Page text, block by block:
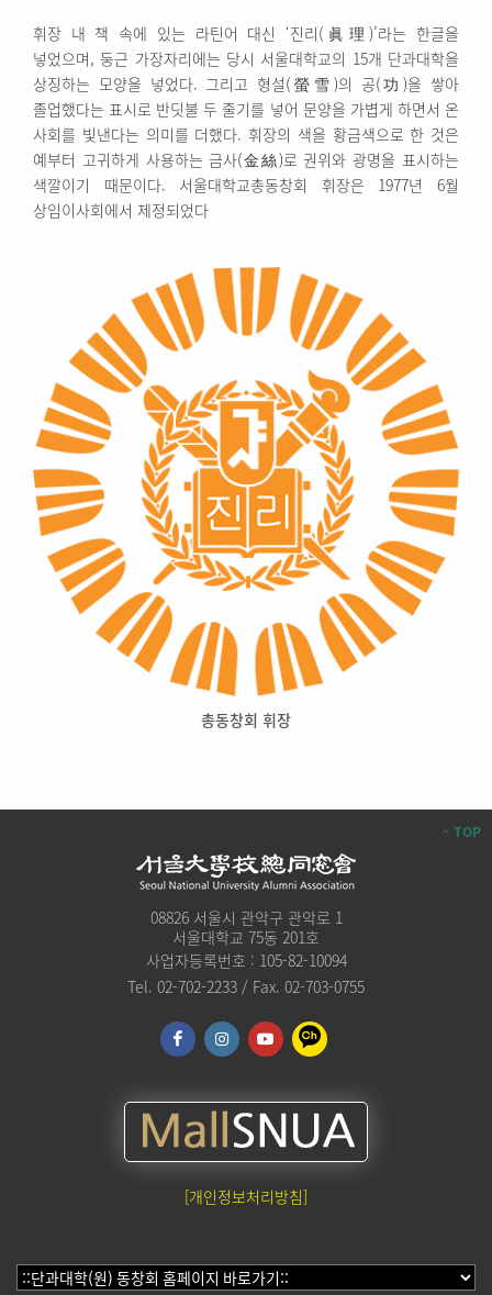
휘장 내 책 속에 있는 라틴어 대신 ‘진리(眞理)’라는 한글을
넣었으며, 둥근 가장자리에는 당시 서울대학교의 15개 단과대학을
상징하는 모양을 넣었다. 그리고 형설(螢雪)의 공(功)을 쌓아
졸업했다는 표시로 반딧불 두 줄기를 넣어 문양을 가볍게 하면서 온
사회를 빛낸다는 의미를 더했다. 휘장의 색을 황금색으로 한 것은
예부터 고귀하게 사용하는 금사(金絲)로 권위와 광명을 표시하는
색깔이기 때문이다. 서울대학교총동창회 휘장은 1977년 6월
상임이사회에서 제정되었다
총동창회 휘장
TOP
08826 서울시 관악구 관악로 1
서울대학교 75동 201호
사업자등록번호 : 105-82-10094
Tel. 02-702-2233 / Fax. 02-703-0755
[개인정보처리방침]